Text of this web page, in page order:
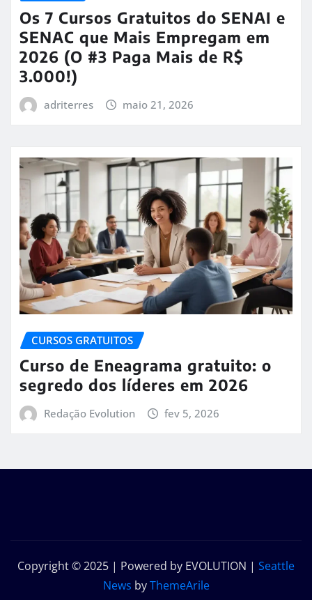
Os 7 Cursos Gratuitos do SENAI e
SENAC que Mais Empregam em
2026 (O #3 Paga Mais de R$
3.000!)
adriterres maio 21, 2026
CURSOS GRATUITOS
Curso de Eneagrama gratuito: o
segredo dos líderes em 2026
Redação Evolution fev 5, 2026
Copyright © 2025 | Powered by EVOLUTION | Seattle
News byThemeArile